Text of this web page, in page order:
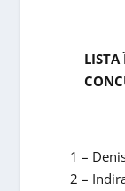
LISTA
1 –
2 –